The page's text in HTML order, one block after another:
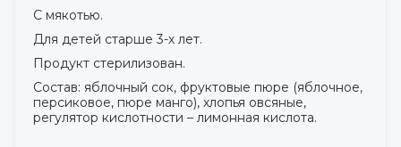
С мякотью.
Для детей старше 3-х лет.
Продукт стерилизован.
Состав: яблочный сок, фруктовые пюре (яблочное,
персиковое, пюре манго), хлопья овсяные,
регулятор кислотности – лимонная кислота.